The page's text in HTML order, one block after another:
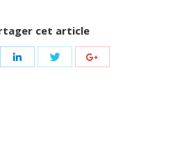
cet article
Share